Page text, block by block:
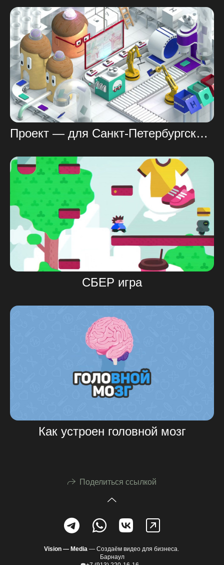
Проект — для Санкт-Петербургского государственного медицинского университета
СБЕР игра
Как устроен головной мозг
Поделиться ссылкой
Vision — Media — Создаём видео для бизнеса.
Барнаул